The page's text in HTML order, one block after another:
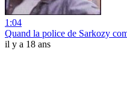
1:04
Quand la police de Sarkozy
il y a 18 ans